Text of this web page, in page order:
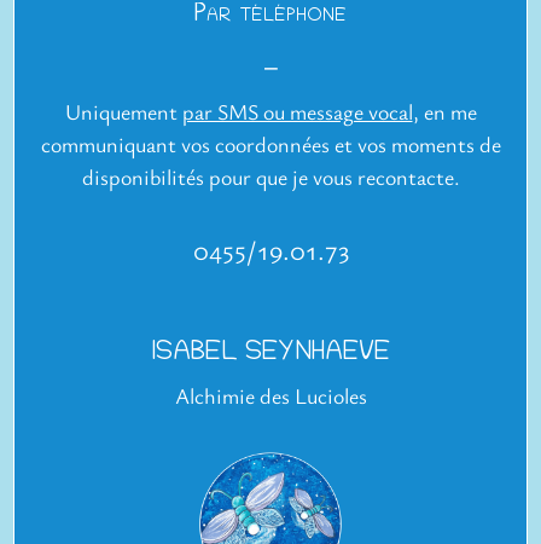
Par téléphone
Uniquement par SMS ou message vocal, en me
communiquant vos coordonnées et vos moments de
disponibilités pour que je vous recontacte.
0455/19.01.73
ISABEL SEYNHAEVE
Alchimie des Lucioles